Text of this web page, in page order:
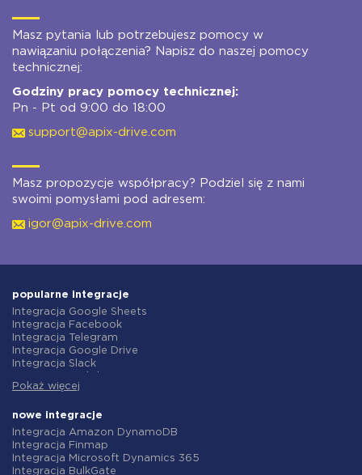
Masz pytania lub potrzebujesz pomocy w
nawiązaniu połączenia? Napisz do naszej pomocy
technicznej:
Godziny pracy pomocy technicznej:
Pn - Pt od 9:00 do 18:00
support@apix-drive.com
Masz propozycje współpracy? Podziel się z nami
swoimi pomysłami pod adresem:
igor@apix-drive.com
popularne integracje
Integracja Google Sheets
Integracja Facebook
Integracja Telegram
Integracja Google Drive
Integracja Slack
Integracja Gmail
Integracja ClickUp
Integracja Airtable
Integracja Google Contacts
Integracja OpenAI (ChatGPT)
Integracja Instagram
Pokaż więcej
nowe integracje
Integracja Amazon DynamoDB
Integracja Finmap
Integracja Microsoft Dynamics 365
Integracja BulkGate